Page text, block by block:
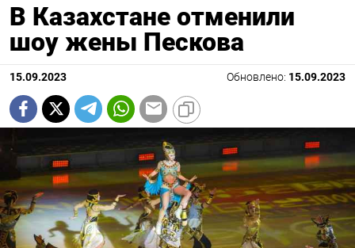
В Казахстане отменили
шоу жены Пескова
15.09.2023 Обновлено: 15.09.2023